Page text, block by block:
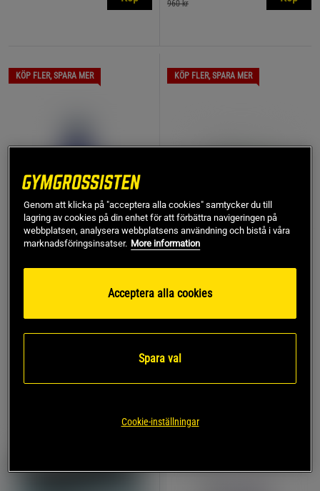
960 kr
KÖP FLER, SPARA MER
Joniskt Biotin & Kollagen
217 kr Köp
KÖP FLER, SPARA MER
Amino Complex 231 g
643 kr Köp
KÖP FLER, SPARA MER
Genom att klicka på "acceptera alla cookies" samtycker du till
lagring av cookies på din enhet för att förbättra navigeringen på
webbplatsen, analysera webbplatsens användning och bistå i våra
marknadsföringsinsatser. More information
Acceptera alla cookies
Spara val
Cookie-inställningar